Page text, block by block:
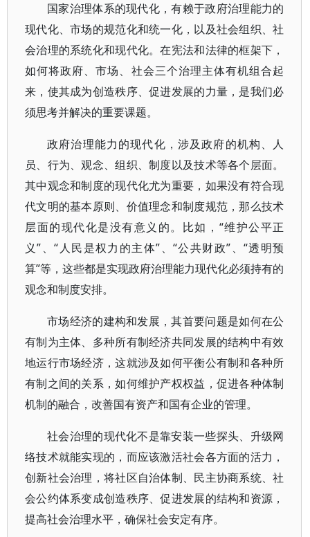
国家治理体系的现代化，有赖于政府治理能力的
现代化、市场的规范化和统一化，以及社会组织、社
会治理的系统化和现代化。在宪法和法律的框架下，
如何将政府、市场、社会三个治理主体有机组合起
来，使其成为创造秩序、促进发展的力量，是我们必
须思考并解决的重要课题。
政府治理能力的现代化，涉及政府的机构、人
员、行为、观念、组织、制度以及技术等各个层面。
其中观念和制度的现代化尤为重要，如果没有符合现
代文明的基本原则、价值理念和制度规范，那么技术
层面的现代化是没有意义的。比如，“维护公平正
义”、“人民是权力的主体”、“公共财政”、“透明预
算”等，这些都是实现政府治理能力现代化必须持有的
观念和制度安排。
市场经济的建构和发展，其首要问题是如何在公
有制为主体、多种所有制经济共同发展的结构中有效
地运行市场经济，这就涉及如何平衡公有制和各种所
有制之间的关系，如何维护产权权益，促进各种体制
机制的融合，改善国有资产和国有企业的管理。
社会治理的现代化不是靠安装一些探头、升级网
络技术就能实现的，而应该激活社会各方面的活力，
创新社会治理，将社区自治体制、民主协商系统、社
会公约体系变成创造秩序、促进发展的结构和资源，
提高社会治理水平，确保社会安定有序。